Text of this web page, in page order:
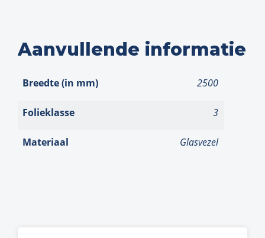
Aanvullende informatie
Breedte (in mm) 2500
Folieklasse 3
Materiaal Glasvezel